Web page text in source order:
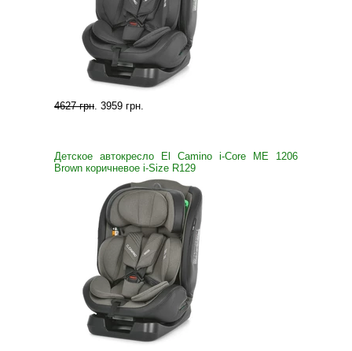
4627 грн. 3959 грн.
Детское автокресло El Camino i-Core ME 1206
Brown коричневое i-Size R129